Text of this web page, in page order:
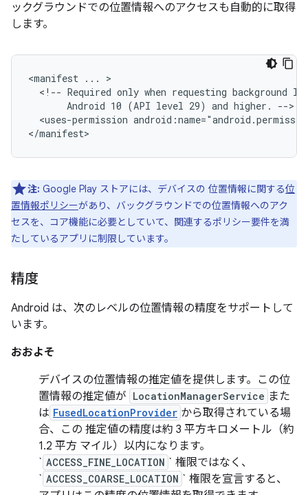
ックグラウンドでの位置情報へのアクセスも自動的に取得
します。
<manifest ...
<!-- Required only when requesting background
Android 10 (API level 29) and higher.
<uses-permission
注: Google Play ストアには、デバイスの 位置情報に関する位
置情報ポリシーがあり、バックグラウンドでの位置情報へのアク
セスを、コア機能に必要としていて、関連するポリシー要件を満
たしているアプリに制限しています。
精度
Android は、次のレベルの位置情報の精度をサポートして
います。
おおよそ
デバイスの位置情報の推定値を提供します。この位
置情報の推定値が LocationManagerService また
は FusedLocationProvider から取得されている場
合、この 推定値の精度は約 3 平方キロメートル（約
1.2 平方 マイル）以内になります。
` ACCESS_FINE_LOCATION ` 権限ではなく、
` ACCESS_COARSE_LOCATION ` 権限を宣言すると、